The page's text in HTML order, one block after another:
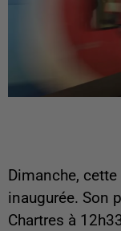
Dimanche,
inaugurée. Son
Chartres à